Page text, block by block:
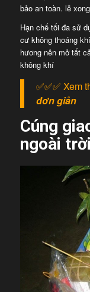
bảo an toàn. lễ
Hạn chế tối đa sử
cư không thoáng
hương nên mở tất
không khí
✅✅✅ Xem
đơn giản
Cúng
ngoài